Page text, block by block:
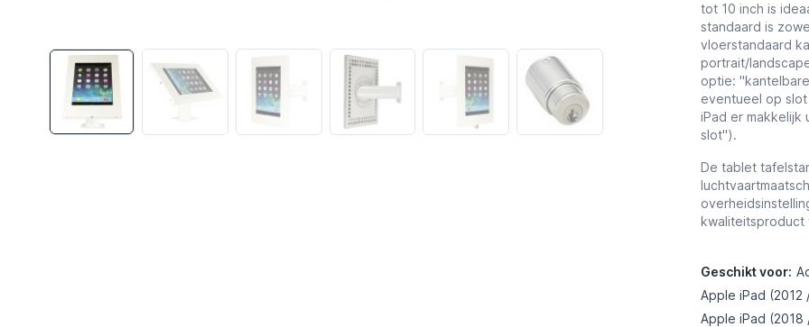
tot 10 inch is
standaard is
vloerstandaard
portrait/
optie:
eventueel op
iPad er makkelijk
slot").
De tablet
kwaliteitsproduct
Geschikt voor:
Apple iPad (2012
Apple iPad (2018